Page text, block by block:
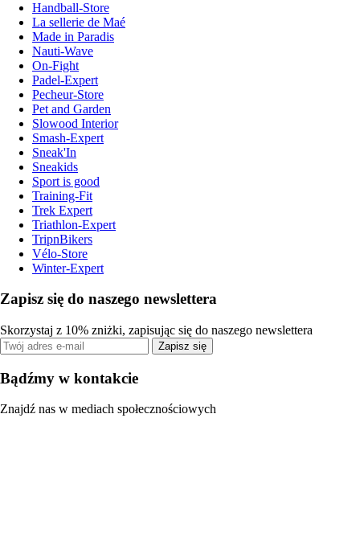
Handball-Store
La sellerie de Maé
Made in Paradis
Nauti-Wave
On-Fight
Padel-Expert
Pecheur-Store
Pet and Garden
Slowood Interior
Smash-Expert
Sneak'In
Sneakids
Sport is good
Training-Fit
Trek Expert
Triathlon-Expert
TripnBikers
Vélo-Store
Winter-Expert
Zapisz się do naszego newslettera
Skorzystaj z 10% zniżki, zapisując się do naszego newslettera
Zapisz się
Bądźmy w kontakcie
Znajdź nas w mediach społecznościowych